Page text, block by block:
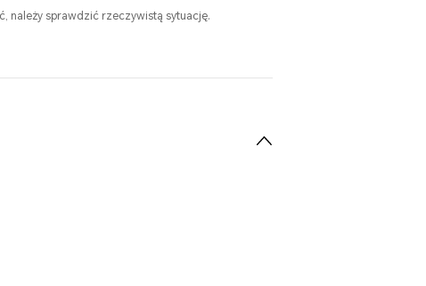
należy sprawdzić rzeczywistą sytuację.